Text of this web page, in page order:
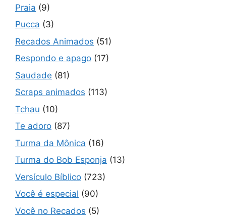
Praia (9)
Pucca (3)
Recados Animados (51)
Respondo e apago (17)
Saudade (81)
Scraps animados (113)
Tchau (10)
Te adoro (87)
Turma da Mônica (16)
Turma do Bob Esponja (13)
Versículo Bíblico (723)
Você é especial (90)
Você no Recados (5)